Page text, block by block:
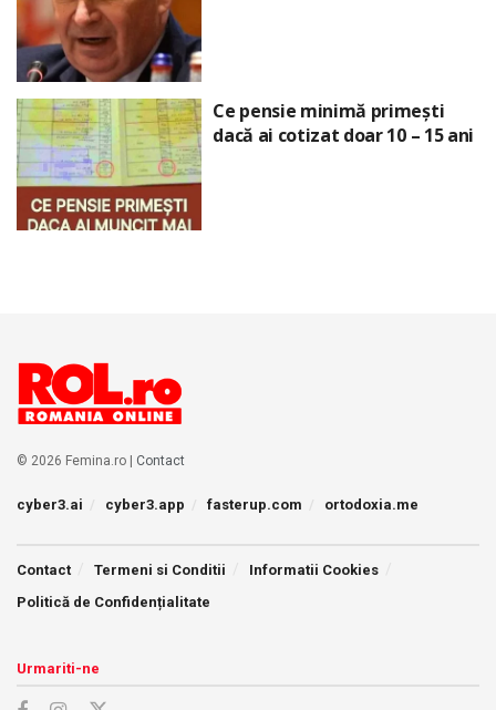
Ce pensie minimă primești
dacă ai cotizat doar 10 – 15 ani
© 2026 Femina.ro | Contact
cyber3.ai cyber3.app fasterup.com ortodoxia.me
Contact Termeni si Conditii
Informatii Cookies
Politică de Confidențialitate
Urmariti-ne